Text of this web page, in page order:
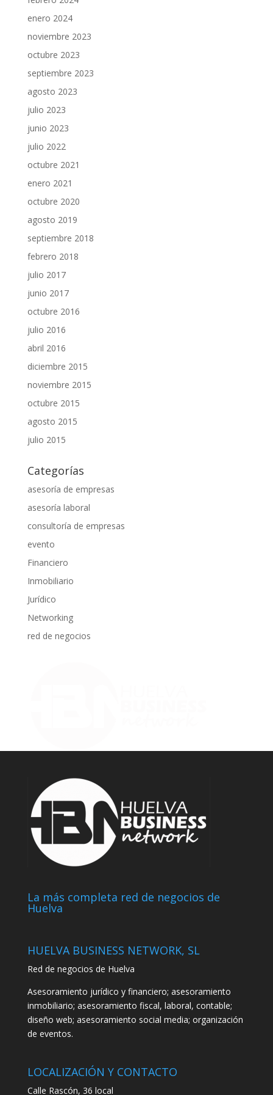
enero 2024
noviembre 2023
octubre 2023
septiembre 2023
agosto 2023
julio 2023
junio 2023
julio 2022
octubre 2021
enero 2021
octubre 2020
agosto 2019
septiembre 2018
febrero 2018
julio 2017
junio 2017
octubre 2016
julio 2016
abril 2016
diciembre 2015
noviembre 2015
octubre 2015
agosto 2015
julio 2015
Categorías
asesoría de empresas
asesoría laboral
consultoría de empresas
evento
Financiero
Inmobiliario
Jurídico
Networking
red de negocios
La más completa red de negocios de
Huelva
HUELVA BUSINESS NETWORK, SL
Red de negocios de Huelva
Asesoramiento jurídico y financiero; asesoramiento
inmobiliario; asesoramiento fiscal, laboral, contable;
diseño web; asesoramiento social media; organización
de eventos.
LOCALIZACIÓN Y CONTACTO
Calle Rascón, 36 local